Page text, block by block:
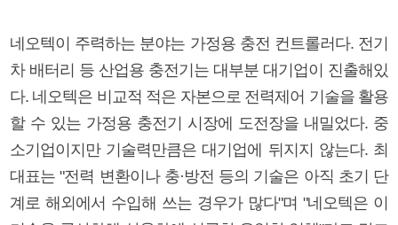
네오텍이 주력하는 분야는 가정용 충전 컨트롤러다. 전기
차 배터리 등 산업용 충전기는 대부분 대기업이 진출해있
다. 네오텍은 비교적 적은 자본으로 전력제어 기술을 활용
할 수 있는 가정용 충전기 시장에 도전장을 내밀었다. 중
소기업이지만 기술력만큼은 대기업에 뒤지지 않는다. 최
대표는 "전력 변환이나 충·방전 등의 기술은 아직 초기 단
계로 해외에서 수입해 쓰는 경우가 많다"며 "네오텍은 이